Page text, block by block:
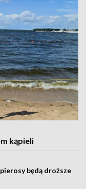
kąpieli
będą droższe